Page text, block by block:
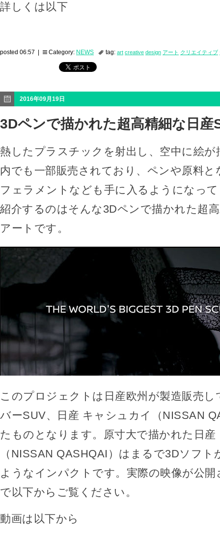
詳しくは以下
posted 06:57 | Category: NEWS tag: art creative design アート クリエイティブ
2016年09月19日
3Dペンで描かれた超高精細な日産
熱したプラスチックを射出し、空中に絵が
内でも一部販売されており、ペンや原料
フェラメントなども手に入るようになっ
紹介するのはそんな3Dペンで描かれた超
アートです。
このプロジェクトは日産欧州が製造販売
バーSUV、日産 キャシュカイ（NISSAN
たものとなります。原寸大で描かれた日
（NISSAN QASHQAI）はまるで3Dソフ
ようなインパクトです。実際の映像が公
で以下からご覧ください。
動画は以下から